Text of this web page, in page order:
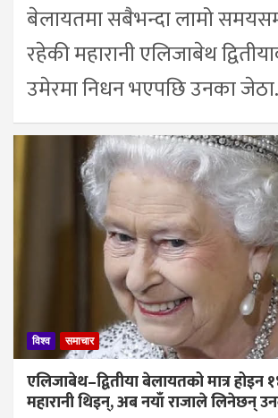
बेलायतमा सबैभन्दा लामो
रहेकी महारानी एलिजाबेथ
उमेरमा निधन भएपछि उनका
विश्व समाचार
एलिजाबेथ–द्वितीया बेलायतको मात्र होइन १४
महारानी थिइन्, अब नयाँ राजाले लिनेछन्